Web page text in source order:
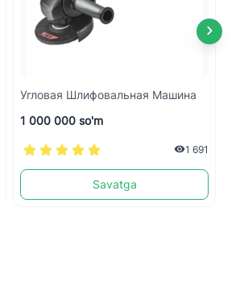
Угловая Шлифовальная Машина
1 000 000 so'm
1 691
Savatga